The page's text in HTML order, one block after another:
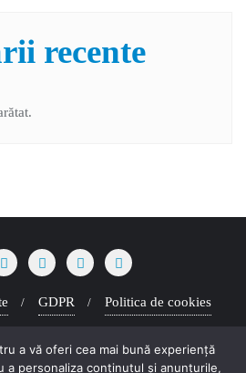
recente
GDPR Politica de cookies
Designed byBizberg Themes
a vă oferi cea mai bună experiență
personaliza conținutul și anunțurile,